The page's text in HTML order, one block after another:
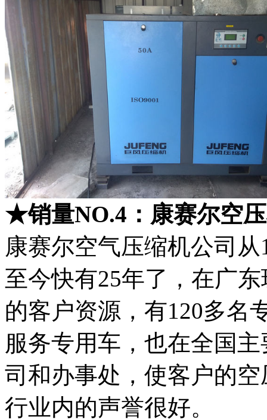
★销量NO.4：康赛尔空
康赛尔空气压缩机公司
至今快有25年了，在广
的客户资源，有120多名
服务专用车，也在全国
司和办事处，使客户的
行业内的声誉很好。